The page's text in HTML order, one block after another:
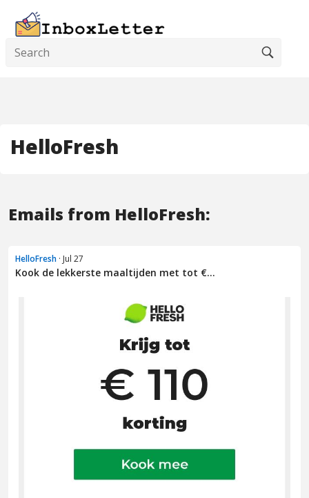
HelloFresh
Emails from HelloFresh:
HelloFresh · Jul 27
Kook de lekkerste maaltijden met tot €...